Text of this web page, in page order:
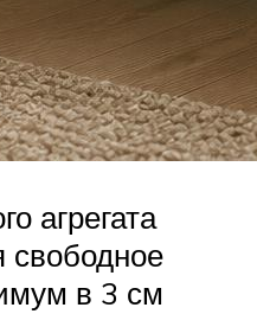
агрегата
свободное
в 3 см